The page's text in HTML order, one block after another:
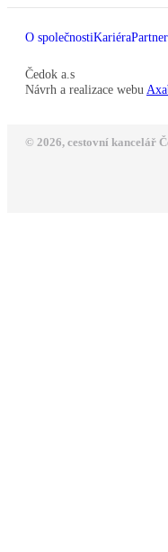
O společnostiKariéra
Čedok a.s
Návrh a realizace webu
© 2026, cestovní kancelář